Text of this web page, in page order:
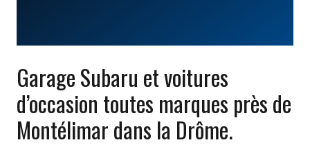
Garage Subaru et voitures
d’occasion toutes marques près de
Montélimar dans la Drôme.